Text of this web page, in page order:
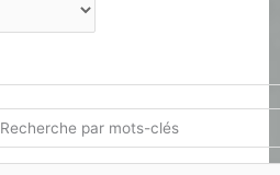
Recherche par mots-clés